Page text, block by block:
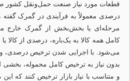
قطعات مورد نیاز صنعت حمل‌ونقل کشور
درصدی معمولاً به فرآیندی در گمرک گفته
مرحله‌ای یا بخش‌بخش از گمرک خارج
کامل همه کالا به یک‌باره، درصدی از کالا
می‌شود. با اجرایی شدن ترخیص درصدی،
بدون نیاز به ترخیص کامل محموله، بخشی
و متناسب با نیاز بازار ترخیص کنند که